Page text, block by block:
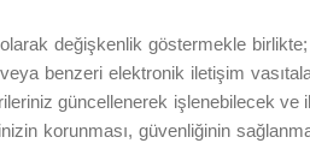
değişkenlik göstermekle
benzeri elektronik iletişim
güncellenerek işlenebilecek
korunması, güvenliğinin